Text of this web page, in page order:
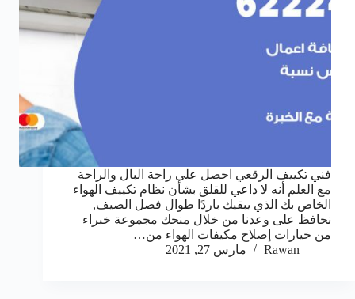
فني تكييف الرقعي احصل على راحة البال والراحة
مع العلم أنه لا داعي للقلق بشأن نظام تكييف الهواء
الخاص بك الذي يبقيك باردًا طوال فصل الصيف,
نحافظ على وعدنا من خلال منحك مجموعة خبراء
من خيارات إصلاح مكيفات الهواء من…
Rawan
مارس 27, 2021